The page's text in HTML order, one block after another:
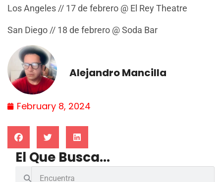
Los Angeles // 17 de febrero @ El Rey Theatre
San Diego // 18 de febrero @ Soda Bar
Alejandro Mancilla
February 8, 2024
El Que Busca...